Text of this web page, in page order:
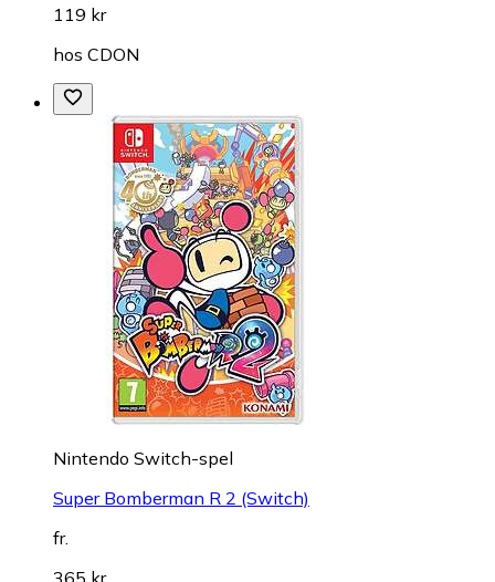
119 kr
hos CDON
Nintendo Switch-spel
Super Bomberman R 2 (Switch)
fr.